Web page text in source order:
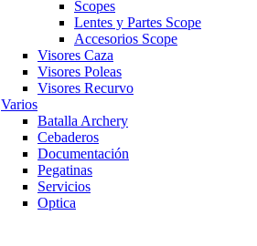
Scopes
Lentes y Partes Scope
Accesorios Scope
Visores Caza
Visores Poleas
Visores Recurvo
Varios
Batalla Archery
Cebaderos
Documentación
Pegatinas
Servicios
Optica